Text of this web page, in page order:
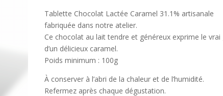
Tablette Chocolat Lactée Caramel 31.1% artisanale
fabriquée dans notre atelier.
Ce chocolat au lait tendre et généreux exprime le
d’un délicieux caramel.
Poids minimum : 100g
À conserver à l’abri de la chaleur et de l’humidité.
Refermez après chaque dégustation.